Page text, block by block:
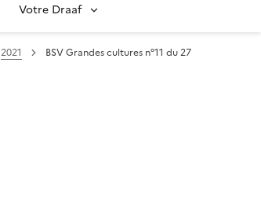
Votre Draaf
2021
BSV Grandes cultures n°11 du 27